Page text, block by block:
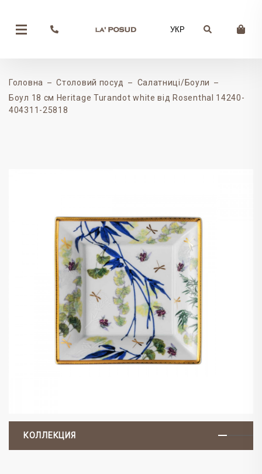
УКР
Головна Столовий посуд
Салатниці/Боули
Боул 18 см Heritage Turandot white від Rosenthal 14240-
404311-25818
КОЛЛЕКЦИЯ